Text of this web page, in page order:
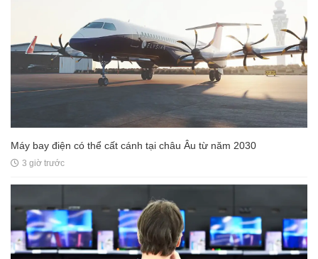
Máy bay điện có thể cất cánh tại châu Âu từ năm 2030
3 giờ trước